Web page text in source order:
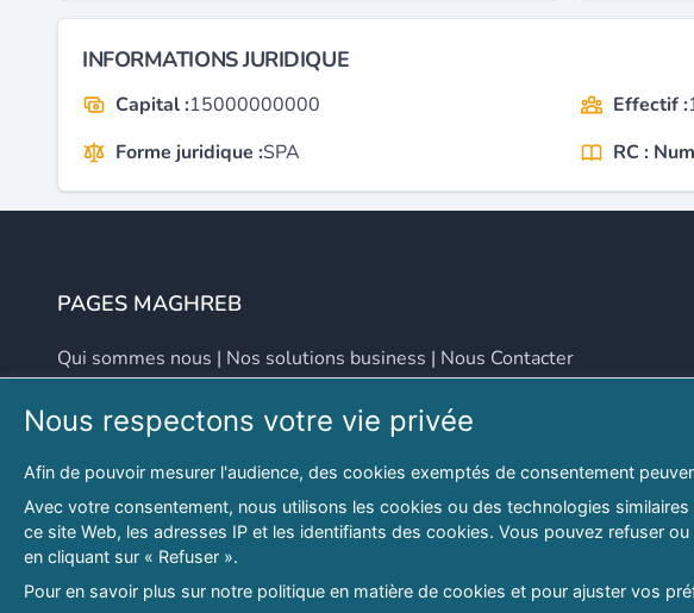
INFORMATIONS JURIDIQUE
Capital :15000000000 Effectif :
Forme juridique :SPA RC :
PAGES MAGHREB
Qui sommes nous | Nos solutions business | Nous Contacter
Adresse
46 LOT. PETITE PROVENCE SIDI YAHIA
Hydra, Alger (16), Algérie
Email
contact@lespagesmaghreb.com
Nous respectons votre vie privée
Afin de pouvoir mesurer l'audience, des cookies exemptés de consentement
Avec votre consentement, nous utilisons les cookies ou des technologies
ce site Web, les adresses IP et les identifiants des cookies. Vous pouvez refuser
en cliquant sur « Refuser ».
Pour en savoir plus sur notre politique en matière de cookies et pour ajuster vos